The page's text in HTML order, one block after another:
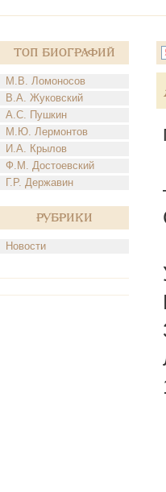
Топ Биографий
М.В. Ломоносов
В.А. Жуковский
А.С. Пушкин
М.Ю. Лермонтов
И.А. Крылов
Ф.М. Достоевский
Г.Р. Державин
Рубрики
Новости